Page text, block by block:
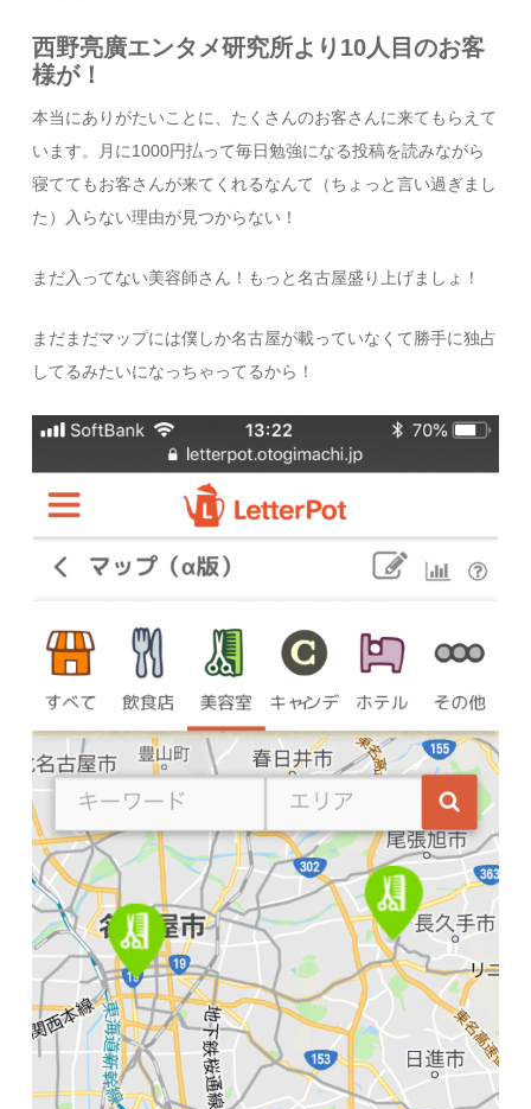
西野亮廣エンタメ研究所より10人目のお客
様が！
本当にありがたいことに、たくさんのお客さんに来てもらえて
います。月に1000円払って毎日勉強になる投稿を読みながら
寝ててもお客さんが来てくれるなんて（ちょっと言い過ぎまし
た）入らない理由が見つからない！
まだ入ってない美容師さん！もっと名古屋盛り上げましょ！
まだまだマップには僕しか名古屋が載っていなくて勝手に独占
してるみたいになっちゃってるから！